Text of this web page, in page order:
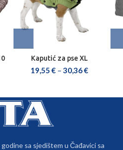
Kaputić za pse XL
19,55 € – 30,36€
sa sjedištem u Čađavici sa